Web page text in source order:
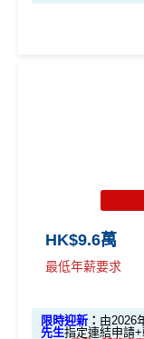
中銀Cheers
推廣期：2026
全新信用卡客
批卡後1個月
獎賞 (⾥賞⾦
立即申請！→
申請後記得盡
HK$9.6萬
最低年薪要求
限時迎新 ： 由2026
先生指定連結申請+